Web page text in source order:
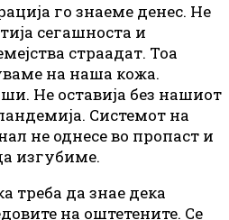
го знаеме денес. Не
сегашноста и
страадат. Тоа
на наша кожа.
Не оставија без нашиот
Системот на
не однесе во пропаст и
изгубиме.
треба да знае дека
на оштетените. Се